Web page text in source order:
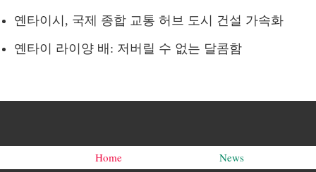
옌타이시, 국제 종합 교통 허브 도시 건설 가속화
옌타이 라이양 배: 저버릴 수 없는 달콤함
Home
News